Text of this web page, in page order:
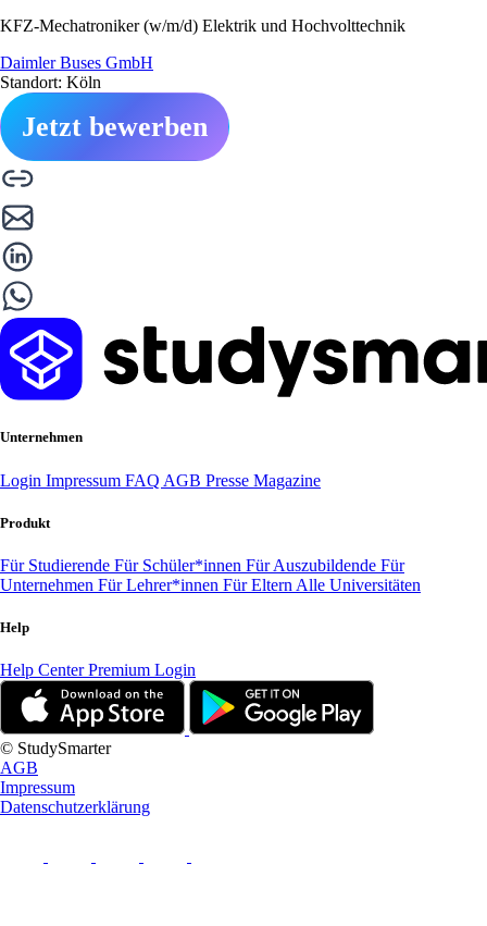
KFZ-Mechatroniker (w/m/d) Elektrik und Hochvolttechnik
Daimler Buses GmbH
Standort: Köln
Jetzt bewerben
Unternehmen
Login Impressum FAQ AGB Presse Magazine
Produkt
Für Studierende Für Schüler*innen Für Auszubildende Für
Unternehmen Für Lehrer*innen Für Eltern Alle Universitäten
Help
Help CenterPremium Login
© StudySmarter
AGB
Impressum
Datenschutzerklärung